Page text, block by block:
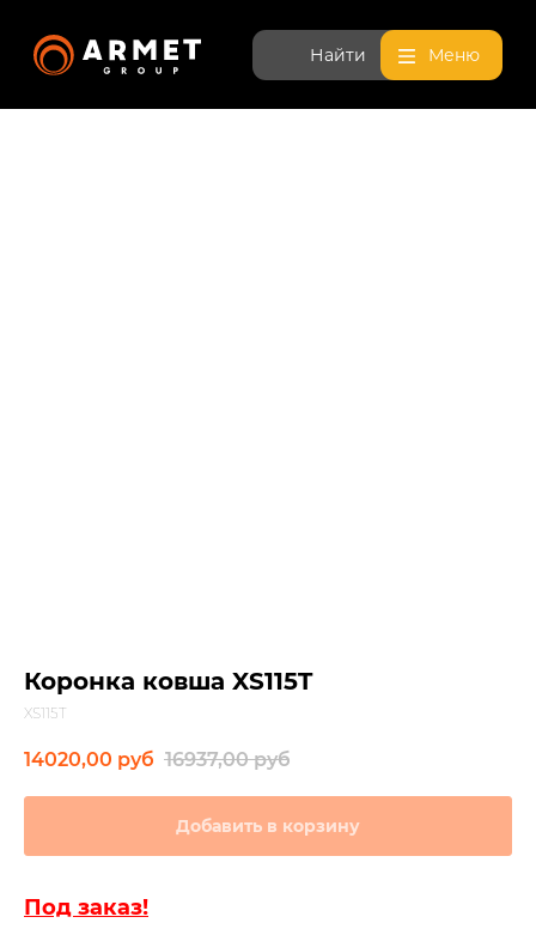
Найти
Коронка ковша XS115T
XS115T
14020,00 руб 16937,00 руб
Добавить в корзину
Под заказ!